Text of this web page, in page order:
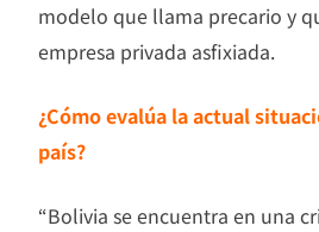
modelo que llama precario y
empresa privada asfixiada.
¿Cómo evalúa la actual
país?
“Bolivia se encuentra en una